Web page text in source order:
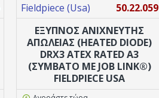
Fieldpiece (Usa)
50.22.059
ΈΞΥΠΝΟΣ ΑΝΙΧΝΕΥΤΗΣ
ΑΠΩΛΕΙΑΣ (HEATED DIODE)
DRX3 ATEX RATED A3
(ΣΥΜΒΑΤΌ ΜΕ JOB LINK®)
FIELDPIECE USA